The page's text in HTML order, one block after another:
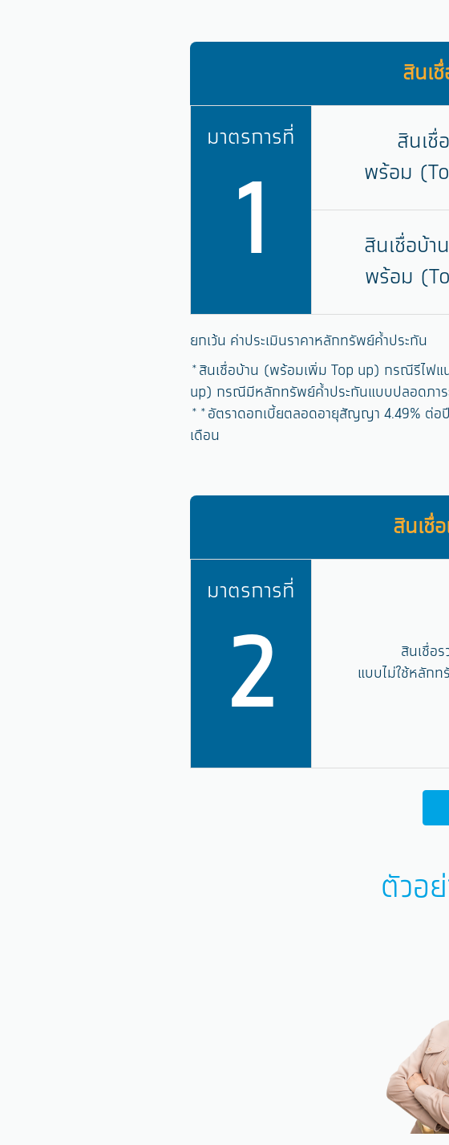
สินเ
มาตรการที่
1
สินเชื่
พร้อม
สินเชื่อบ้า
พร้อม
ยกเว้น ค่าประเมินราคาหลักทรัพย์ค้ำประกัน
*สินเชื่อบ้าน (พร้อมเพิ่ม Top up) กรณีรีไฟแ
up) กรณีมีหลักทรัพย์ค้ำประกันแบบปลอดภาร
**อัตราดอกเบี้ยตลอดอายุสัญญา 4.49% ต่อ
เดือน
สินเชื่
มาตรการที่
2
สินเชื่อ
แบบไม่ใช้หลักท
ตัวอ